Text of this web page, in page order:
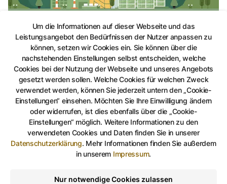
Um die Informationen auf dieser Webseite und das
Leistungsangebot den Bedürfnissen der Nutzer anpassen zu
können, setzen wir Cookies ein. Sie können über die
nachstehenden Einstellungen selbst entscheiden, welche
Cookies bei der Nutzung der Webseite und unseres Angebots
gesetzt werden sollen. Welche Cookies für welchen Zweck
verwendet werden, können Sie jederzeit untern den „Cookie-
Einstellungen“ einsehen. Möchten Sie Ihre Einwilligung ändern
oder widerrufen, ist dies ebenfalls über die „Cookie-
Einstellungen“ möglich. Weitere Informationen zu den
verwendeten Cookies und Daten finden Sie in unserer
Datenschutzerklärung. Mehr Informationen finden Sie außerdem
in unserem Impressum.
Nur notwendige Cookies zulassen
Klimaschutzmanager
Seit April 2019 ist Thomas Krauße der Klimaschutzmanager
der Stadt Gera. Die Stelle wurde im Rahmen einer
Projektförderung der Nationalen Klimaschutzinitiative des
Bundesumweltministeriums eingerichtet und gefördert.
Kinder- und Jugendbeauftragte, stock.adobe.com
stock.adobe.com